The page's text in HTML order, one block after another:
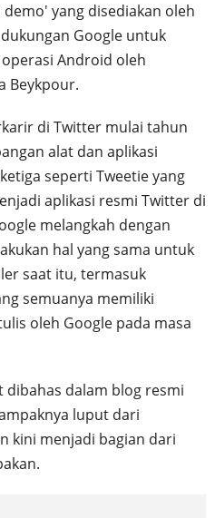
yang disediakan oleh
Google untuk
Android oleh
Beykpour.
di Twitter mulai tahun
alat dan aplikasi
seperti Tweetie yang
aplikasi resmi Twitter di
melangkah dengan
hal yang sama untuk
saat itu, termasuk
semuanya memiliki
oleh Google pada masa
dibahas dalam blog resmi
luput dari
kini menjadi bagian dari